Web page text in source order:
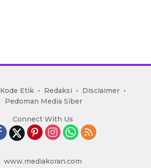
Kode Etik Redaksi
Disclaimer
Pedoman Media Siber
Connect With Us
www.mediakoran.com